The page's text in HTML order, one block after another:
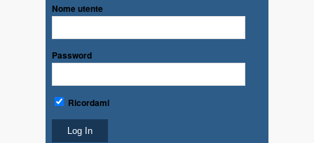
Nome utente
Password
Ricordami